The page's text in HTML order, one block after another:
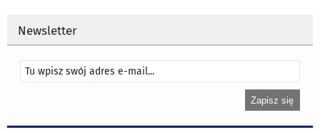
Newsletter